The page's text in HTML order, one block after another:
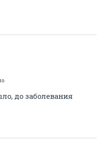
до заболевания